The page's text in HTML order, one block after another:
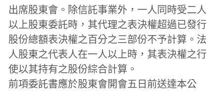
出席股東會。除信託事業外，一人同時受二人
以上股東委託時，其代理之表決權超過已發行
股份總額表決權之百分之三部份不予計算。法
人股東之代表人在一人以上時，其表決權之行
使以其持有之股份綜合計算。
前項委託書應於股東會開會五日前送達本公